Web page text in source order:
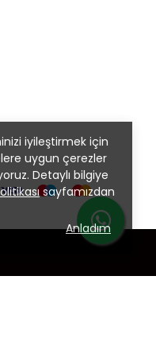
iyileştirmek için
uygun çerezler
Detaylı bilgiye
sayfamızdan
Anladım